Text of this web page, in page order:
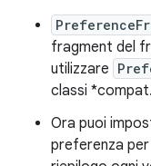
fragment del
utilizzare
classi *compat.
Ora puoi
preferenza